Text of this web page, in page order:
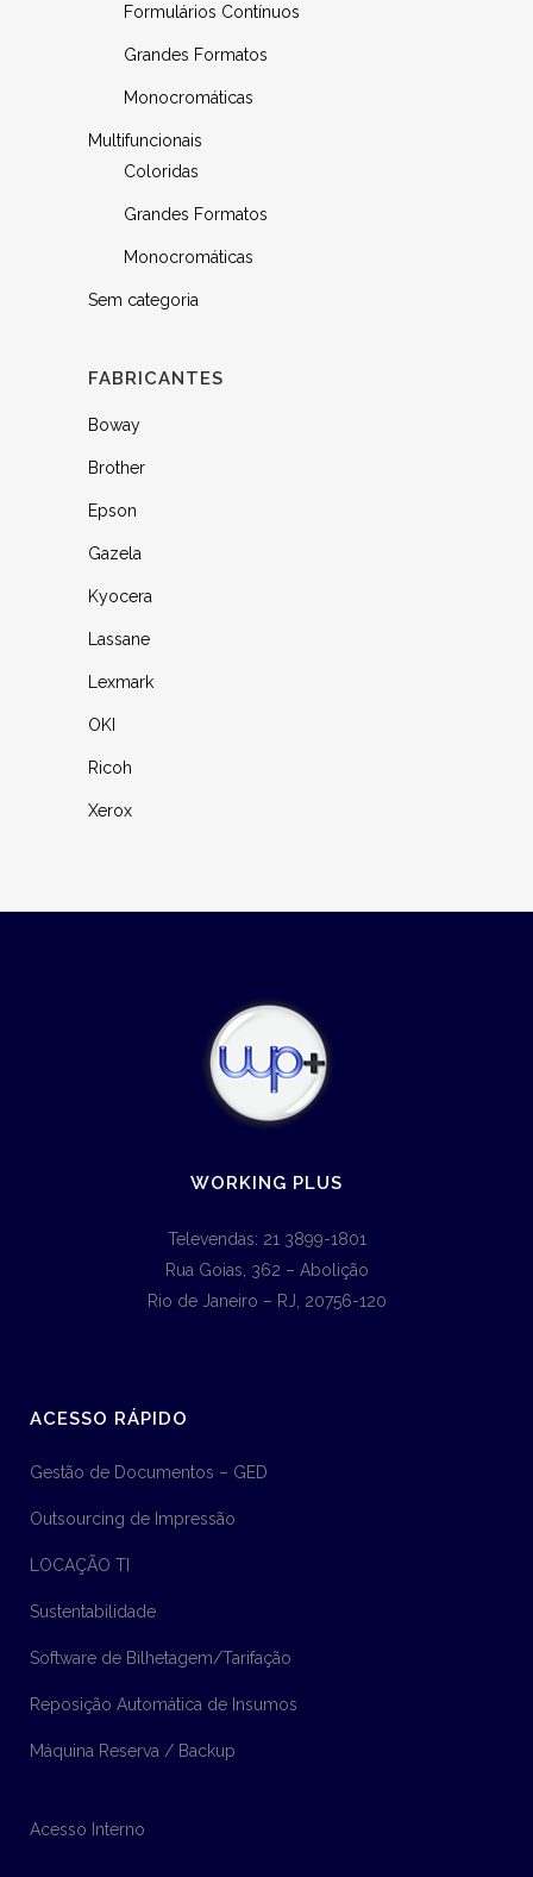
Formulários Contínuos
Grandes Formatos
Monocromáticas
Multifuncionais
Coloridas
Grandes Formatos
Monocromáticas
Sem categoria
FABRICANTES
Boway
Brother
Epson
Gazela
Kyocera
Lassane
Lexmark
OKI
Ricoh
Xerox
WORKING PLUS
Televendas: 21 3899-1801
Rua Goias, 362 – Abolição
Rio de Janeiro – RJ, 20756-120
ACESSO RÁPIDO
Gestão de Documentos – GED
Outsourcing de Impressão
LOCAÇÃO TI
Sustentabilidade
Software de Bilhetagem/Tarifação
Reposição Automática de Insumos
Máquina Reserva / Backup
Acesso Interno